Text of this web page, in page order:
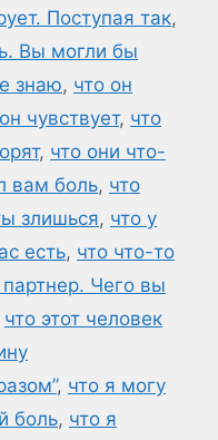
Поступая так,
Вы могли бы
знаю, что он
чувствует, что
, что они что-
вам боль, что
злишься, что у
есть, что что-то
Чего вы
что этот человек
, что я могу
боль, что я